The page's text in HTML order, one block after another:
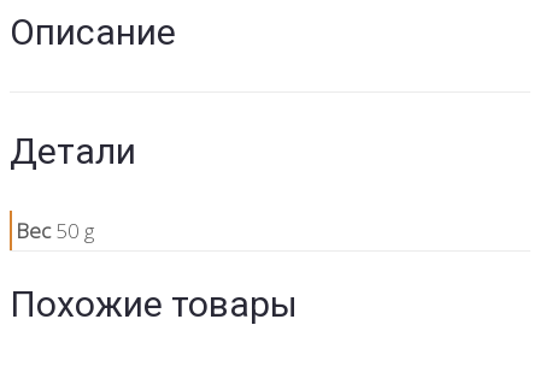
Описание
Детали
Вес 50 g
Похожие товары